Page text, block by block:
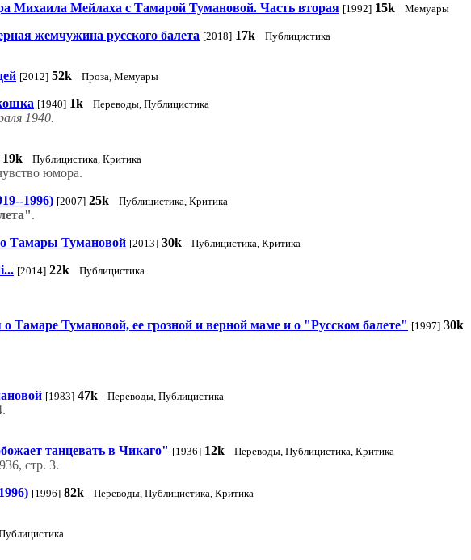
Михаила Мейлаха с Тамарой Тумановой. Часть вторая [1992] 15k Мемуары
жемчужина русского балета [2018] 17k
Публицистика
[2012] 52k Проза, Мемуары
[1940] 1k Переводы, Публицистика
1940.
19k Публицистика, Критика
юмора.
1996) [2007] 25k Публицистика, Критика
.
Тамары Тумановой [2013] 30k Публицистика, Критика
[2014] 22k Публицистика
Тамаре Тумановой, ее грозной и верной маме и о "Русском балете" [1997] 30k
[1983] 47k Переводы, Публицистика
танцевать в Чикаго" [1936] 12k Переводы, Публицистика, Критика
стр. 3.
[1996] 82k
Переводы, Публицистика, Критика